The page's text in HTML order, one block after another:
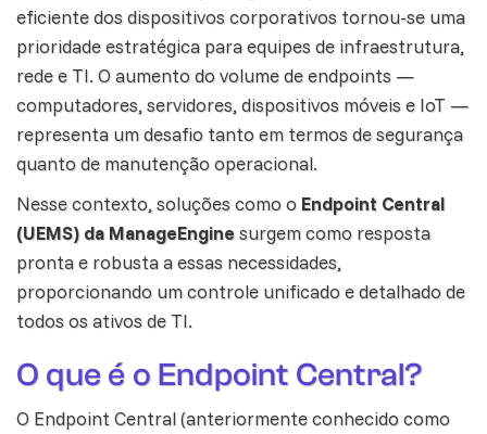
eficiente dos dispositivos corporativos tornou-se uma
prioridade estratégica para equipes de infraestrutura,
rede e TI. O aumento do volume de endpoints —
computadores, servidores, dispositivos móveis e IoT —
representa um desafio tanto em termos de segurança
quanto de manutenção operacional.
Nesse contexto, soluções como o Endpoint Central
(UEMS) da ManageEnginesurgem como resposta
pronta e robusta a essas necessidades,
proporcionando um controle unificado e detalhado de
todos os ativos de TI.
O que é o Endpoint Central?
O Endpoint Central (anteriormente conhecido como